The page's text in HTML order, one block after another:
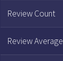
Review Count
Review Average